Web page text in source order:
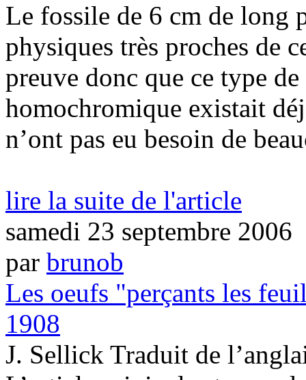
Le fossile de 6 cm de long
physiques très proches de
preuve donc que ce type
homochromique existait
n’ont pas eu besoin de
lire la suite de l'article
samedi 23 septembre 2006
par brunob
Les oeufs "perçants les
1908
J. Sellick Traduit de